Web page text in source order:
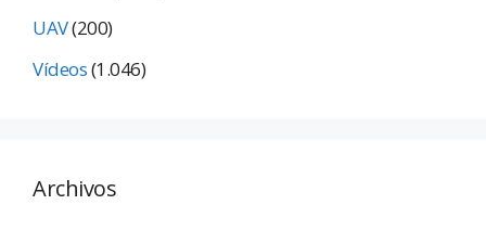
UAV(200)
Vídeos(1.046)
Archivos